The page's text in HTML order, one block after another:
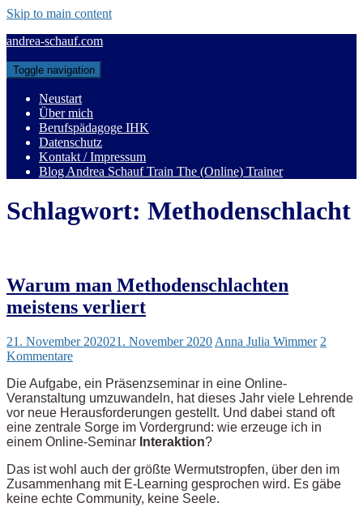
Skip to main content
andrea-schauf.com
Toggle navigation
Neustart
Über mich
Berufspädagoge IHK
Datenschutz
Kontakt / Impressum
Blog Andrea Schauf Train The (Online) Trainer
Schlagwort: Methodenschlacht
Warum man Methodenschlachten
meistens verliert
21. November 202021. November 2020 Anna Julia Wimmer 2
Kommentare
Die Aufgabe, ein Präsenzseminar in eine Online-
Veranstaltung umzuwandeln, hat dieses Jahr viele Lehrende
vor neue Herausforderungen gestellt. Und dabei stand oft
eine zentrale Sorge im Vordergrund: wie erzeuge ich in
einem Online-Seminar Interaktion?
Das ist wohl auch der größte Wermutstropfen, über den im
Zusammenhang mit E-Learning gesprochen wird. Es gäbe
keine echte Community, keine Seele.